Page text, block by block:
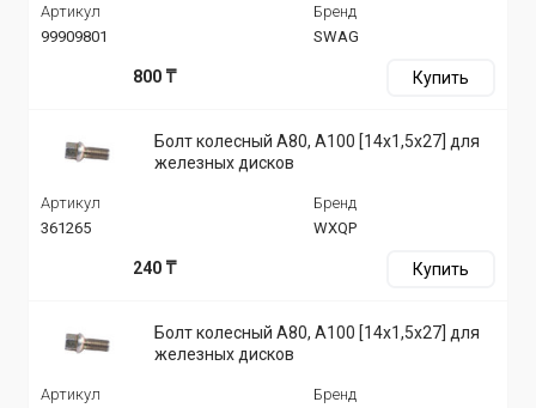
Артикул
99909801
Бренд
SWAG
800 ₸ Купить
Болт колесный A80, A100 [14x1,5x27] для
железных дисков
Артикул
361265
Бренд
WXQP
240 ₸ Купить
Болт колесный A80, A100 [14x1,5x27] для
железных дисков
Артикул
Бренд